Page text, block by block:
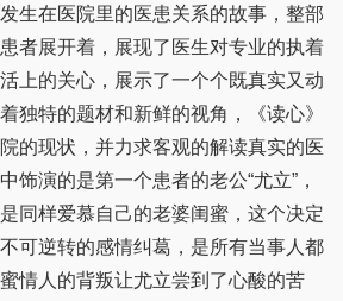
在医院里的医患关系的故事，整部
者展开着，展现了医生对专业的执着
上的关心，展示了一个个既真实又动
独特的题材和新鲜的视角，《读心》
的现状，并力求客观的解读真实的医
饰演的是第一个患者的老公“尤立”，
同样爱慕自己的老婆闺蜜，这个决定
可逆转的感情纠葛，是所有当事人都
情人的背叛让尤立尝到了心酸的苦